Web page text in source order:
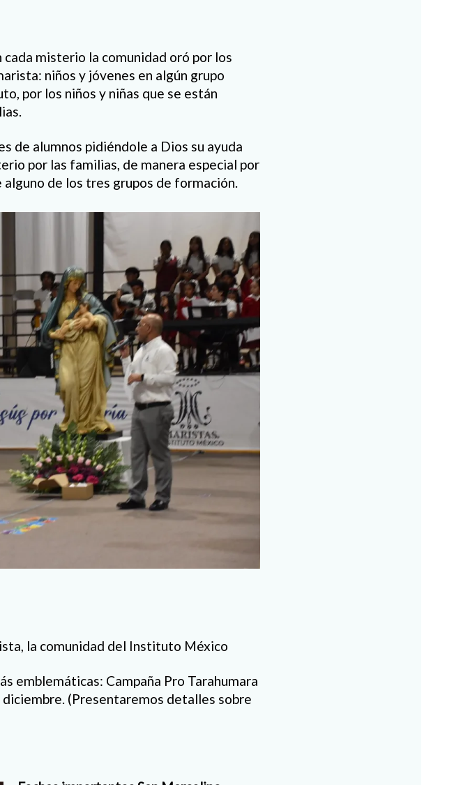
misterio la comunidad oró por los
niños y jóvenes en algún grupo
por los niños y niñas que se están
de alumnos pidiéndole a Dios su ayuda
por las familias, de manera especial por
de los tres grupos de formación.
la comunidad del Instituto México
emblemáticas: Campaña Pro Tarahumara
(Presentaremos detalles sobre